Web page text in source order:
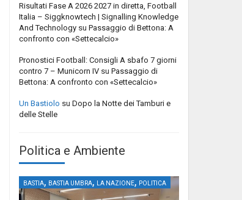
Risultati Fase A 2026 2027 in diretta, Football
Italia – Siggknowtech | Signalling Knowledge
And Technology su Passaggio di Bettona: A
confronto con «Settecalcio»
Pronostici Football: Consigli A sbafo 7 giorni
contro 7 – Municorn IV su Passaggio di
Bettona: A confronto con «Settecalcio»
Un Bastiolo su Dopo la Notte dei Tamburi e
delle Stelle
Politica e Ambiente
BASTIA, BASTIA UMBRA, LA NAZIONE, POLITICA